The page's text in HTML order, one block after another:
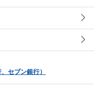
セブン銀行）